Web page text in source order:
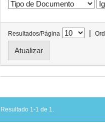
Resultados/Página |
Resultado 1-1 de 1.